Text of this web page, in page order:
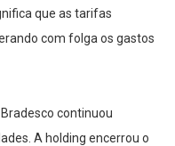
que as tarifas
com folga os gastos
continuou
A holding encerrou o